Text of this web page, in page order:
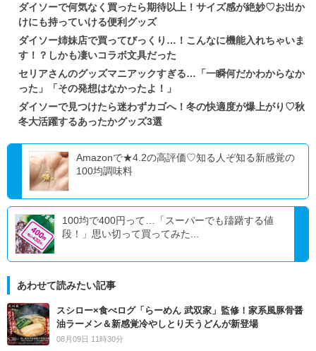
ダイソーで何気なく買ったら期待以上！サイズ感が絶妙♡お出か
けにも持っていける便利グッズ
ダイソー姉妹店で買ってびっくり…！こんなに機能入れちゃいま
す！？しかも凄いコラボ文具だった
セリアさんのグッズマニアックすぎる…「一瞬何だかわからなか
った」「その発想はなかったよ！」
ダイソーで見つけたら迷わずカゴへ！冬の快適度が爆上がり♡秋
冬大活躍するあったかグッズ3選
Amazonで★4.2の高評価♡知る人ぞ知る新感覚の
100均調味料
100均で400円って…「スーパーでも躊躇する値
段！」思い切って買ってみた...
あわせて読みたい記事
スシロー×食べログ「らーめん 武双家」監修！家系風豚骨醤
油ラーメン＆新感覚冷やしとり天うどんが新登場
08月09日 11時30分